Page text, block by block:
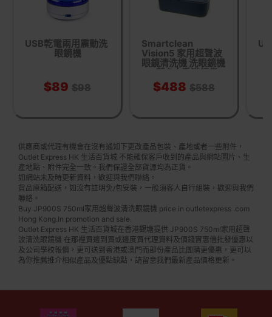
USB乾電兩用震動洗
眼鏡機
$89 $98
Smartclean
Vision5 家用超聲波
眼鏡清洗機 洗眼鏡機
- 藍色 | 香港行貨
$488 $588
供應商或代理有機會在沒有通知下更改產品包裝、產地或者一些附件，
Outlet Express HK 生活百貨城 不能確保客戶收到的產品與網站圖片、生
產地點、附件完全一致。我們保證全部貨源均為正貨。
如網站未及時更新資料，歡迎與我們聯絡。
貨品原箱配送，如沒有註明免/包安裝，一般須客人自行組裝，歡迎與我們
聯絡。
Buy JP900S 750ml家用超聲波清洗眼鏡機 price in outletexpress .com
Hong Kong.In promotion and sale.
Outlet Express HK 生活百貨城在香港觀塘提供 JP900S 750ml家用超聲
波清洗眼鏡機 在那裡買邊到買或邊度買代理資料及價錢實惠借批發優惠以
及公司學校報價，更可送到香港或澳門而部份產品比團購更優惠，更可以
為你推薦推介相似產品及優點缺點，請留意我們最新產品價格更新。